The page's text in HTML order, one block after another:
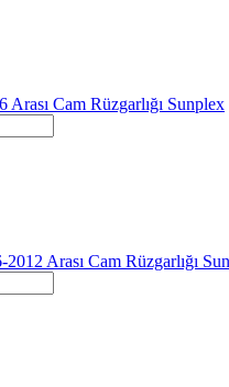
Cam Rüzgarlığı Sunplex
Arası Cam Rüzgarlığı